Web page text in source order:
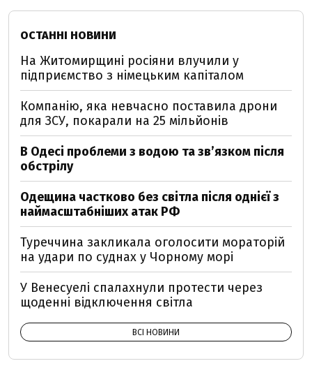
ОСТАННІ НОВИНИ
На Житомирщині росіяни влучили у
підприємство з німецьким капіталом
Компанію, яка невчасно поставила дрони
для ЗСУ, покарали на 25 мільйонів
В Одесі проблеми з водою та звʼязком після
обстрілу
Одещина частково без світла після однієї з
наймасштабніших атак РФ
Туреччина закликала оголосити мораторій
на удари по суднах у Чорному морі
У Венесуелі спалахнули протести через
щоденні відключення світла
ВСІ НОВИНИ